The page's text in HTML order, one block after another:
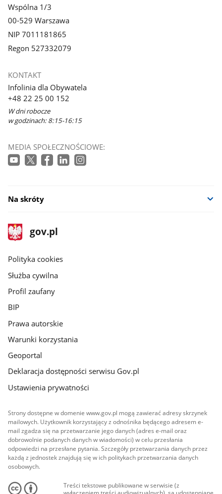
Wspólna 1/3
00-529 Warszawa
NIP 7011181865
Regon 527332079
KONTAKT
Infolinia dla Obywatela
+48 22 25 00 152
W dni robocze
w godzinach: 8:15-16:15
MEDIA SPOŁECZNOŚCIOWE:
Na skróty
stopka
gov.pl
Strona
gov.pl
gov.pl
Polityka cookies
Służba cywilna
Profil zaufany
BIP
Prawa autorskie
Warunki korzystania
Geoportal
Deklaracja dostępności serwisu Gov.pl
Ustawienia prywatności
Strony dostępne w domenie www.gov.pl mogą zawierać adresy skrzynek
mailowych. Użytkownik korzystający z odnośnika będącego adresem e-
mail zgadza się na przetwarzanie jego danych (adres e-mail oraz
dobrowolnie podanych danych w wiadomości) w celu przesłania
odpowiedzi na przesłane pytania. Szczegóły przetwarzania danych przez
każdą z jednostek znajdują się w ich politykach przetwarzania danych
osobowych.
Treści tekstowe publikowane w serwisie (z